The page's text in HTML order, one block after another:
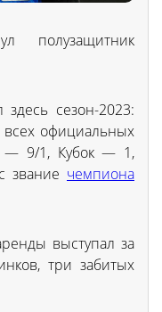
полузащитник
сезон-2023:
официальных
— 9/1, Кубок — 1,
звание чемпиона
выступал за
три забитых